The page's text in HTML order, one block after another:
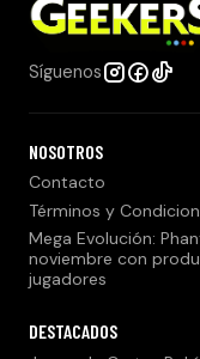
Síguenos
NOSOTROS
Contacto
Términos y
Mega Evolución:
noviembre con
jugadores
DESTACADOS